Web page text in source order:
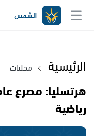
الرئيسية محليات
هرتسليا: مصرع
رياضية